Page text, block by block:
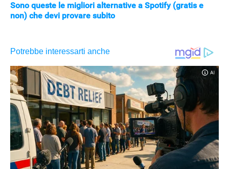
APPLE
Sono queste le migliori alternative a Spotify (gratis e
non) che devi provare subito